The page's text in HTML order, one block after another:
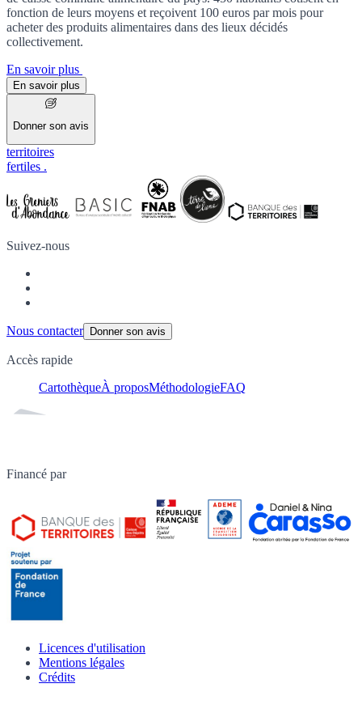
fonction de leurs moyens et reçoivent 100 euros par mois pour
acheter des produits alimentaires dans des lieux décidés
collectivement.
En savoir plus
En savoir plus
Donner son avis
territoires
fertiles .
Suivez-nous
Nous contacter Donner son avis
Accès rapide
CartothèqueÀ proposMéthodologieFAQ
Financé par
Licences d'utilisation
Mentions légales
Crédits